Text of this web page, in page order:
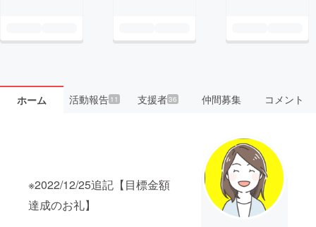
ホーム 活動報告11 支援者36 仲間募集 コメント
※2022/12/25追記【目標金額
達成のお礼】